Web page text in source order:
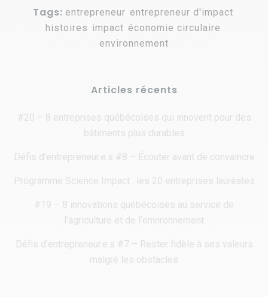
Tags: entrepreneur entrepreneur d'impact
histoires impact économie circulaire
environnement
Articles récents
#20 – 8 entreprises québécoises qui innovent pour des
bâtiments plus durables
Défis d’entrepreneur.e.s #8 – Écouter avant de convaincre
Programme Science Impact : les 20 entreprises lauréates
#19 – 8 innovations québécoises au service de
l’agriculture et de l’environnement
Défis d’entrepreneur.e.s #7 – Rester fidèle à ses valeurs
malgré les obstacles